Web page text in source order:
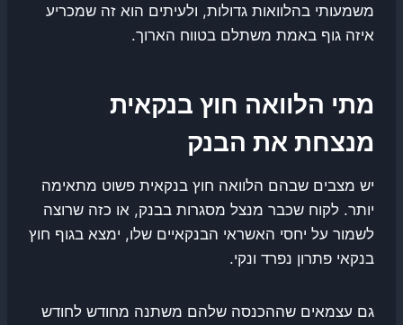
משמעותי בהלוואות גדולות, ולעיתים הוא זה שמכריע
איזה גוף באמת משתלם בטווח הארוך.
מתי הלוואה חוץ בנקאית
מנצחת את הבנק
יש מצבים שבהם הלוואה חוץ בנקאית פשוט מתאימה
יותר. לקוח שכבר מנצל מסגרות בבנק, או כזה שרוצה
לשמור על יחסי האשראי הבנקאיים שלו, ימצא בגוף חוץ
בנקאי פתרון נפרד ונקי.
גם עצמאים שההכנסה שלהם משתנה מחודש לחודש